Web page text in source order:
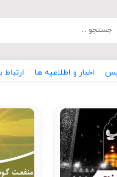
اخبار و اطلاعیه ها ارتباط